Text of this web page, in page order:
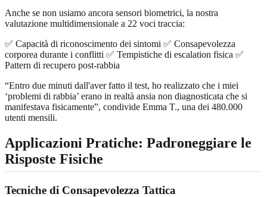
Anche se non usiamo ancora sensori biometrici, la nostra
valutazione multidimensionale a 22 voci traccia:
✅ Capacità di riconoscimento dei sintomi ✅ Consapevolezza
corporea durante i conflitti ✅ Tempistiche di escalation fisica ✅
Pattern di recupero post-rabbia
“Entro due minuti dall'aver fatto il test, ho realizzato che i miei
‘problemi di rabbia’ erano in realtà ansia non diagnosticata che si
manifestava fisicamente”, condivide Emma T., una dei 480.000
utenti mensili.
Applicazioni Pratiche: Padroneggiare le
Risposte Fisiche
Tecniche di Consapevolezza Tattica